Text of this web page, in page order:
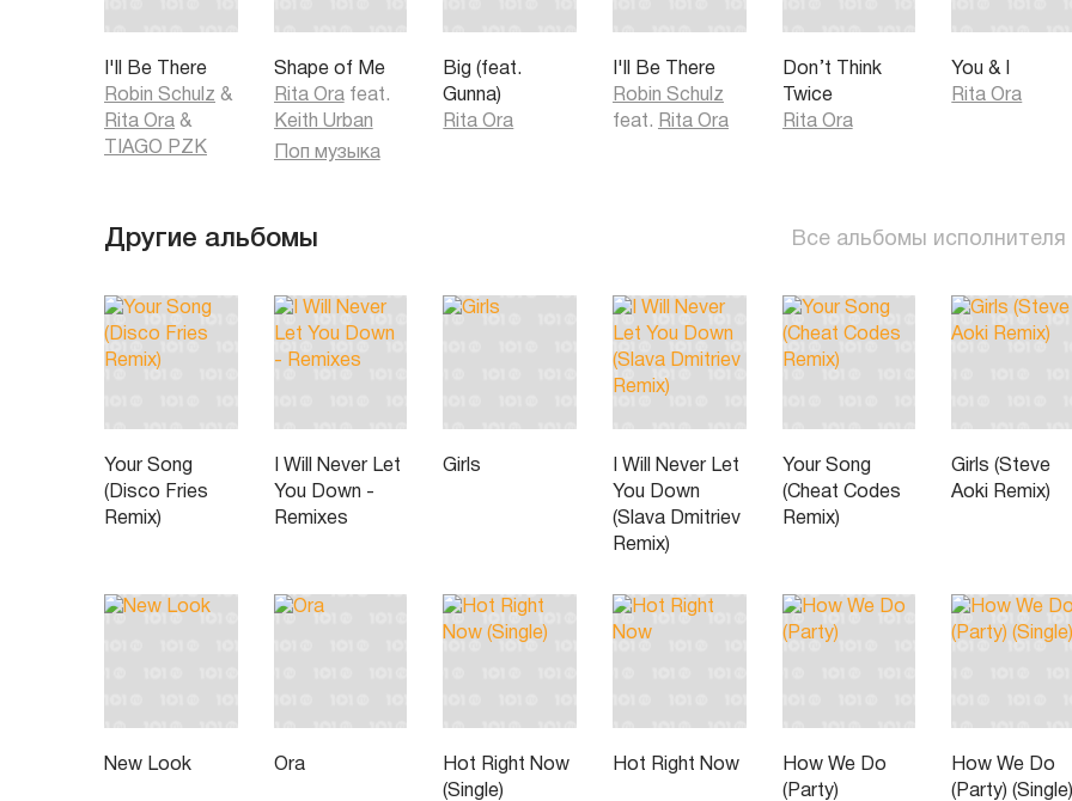
Oh, oh I will never let you down
When you feeling low on love
I'll be what you dreaming of
Oh, oh I will never let you down
И ты готов всё бросить,
О, о-о, я никогда не подведу тебя.
Когда тебя томит любовная тоска,
Я буду всем, о чём ты мечтал.
I'll Be There
Robin Schulz &
Rita Ora &
TIAGO PZK
Shape of Me
Rita Ora feat.
Keith Urban
Поп музыка
Big (feat.
Gunna)
Rita Ora
I'll Be There
Robin Schulz
feat. Rita Ora
Don’t Think
Twice
Rita Ora
You & I
Rita Ora
Другие альбомы Все альбомы исполнителя
Your Song
(Disco Fries
Remix)
I Will Never Let
You Down -
Remixes
Girls
I Will Never Let
You Down
(Slava Dmitriev
Remix)
Your Song
(Cheat Codes
Remix)
Girls (Steve
Aoki Remix)
New Look Ora
Hot Right Now
(Single)
Hot Right Now
How We Do
(Party)
How We Do
(Party)